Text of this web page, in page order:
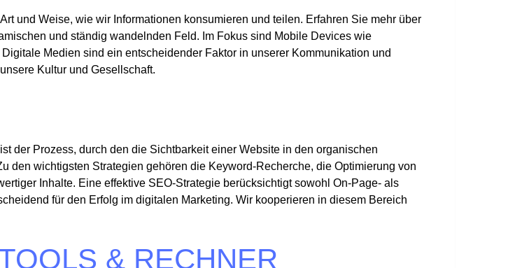
und Weise, wie wir Informationen konsumieren und teilen. Erfahren Sie mehr über
und ständig wandelnden Feld. Im Fokus sind Mobile Devices wie
Medien sind ein entscheidender Faktor in unserer Kommunikation und
Kultur und Gesellschaft.
der Prozess, durch den die Sichtbarkeit einer Website in den organischen
den wichtigsten Strategien gehören die Keyword-Recherche, die Optimierung von
Inhalte. Eine effektive SEO-Strategie berücksichtigt sowohl On-Page- als
für den Erfolg im digitalen Marketing. Wir kooperieren in diesem Bereich
& RECHNER